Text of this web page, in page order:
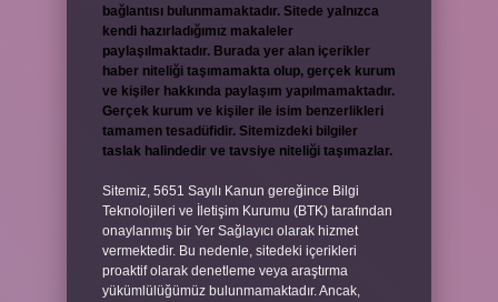
bağlantısı bulunmamaktadır. Sitede yalnızca
kendi hazırladığımız makaleler
paylaşılmaktadır. Burada yer alan içerikler
haber niteliği taşımamakta olup, gerçek kurum
ve kişiler hakkında paylaşım yapılmamaktadır.
Gerçek kurum ve kişiler ile isim benzerlikleri
tamamen tesadüfidir. Sitemizdeki bilgiler
taslak halindedir ve tavsiye niteliği taşımazlar.
Sitemiz, 5651 Sayılı Kanun gereğince Bilgi
Teknolojileri ve İletişim Kurumu (BTK) tarafından
onaylanmış bir Yer Sağlayıcı olarak hizmet
vermektedir. Bu nedenle, sitedeki içerikleri
proaktif olarak denetleme veya araştırma
yükümlülüğümüz bulunmamaktadır. Ancak,